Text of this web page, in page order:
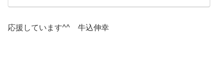
応援しています^^ 牛込伸幸